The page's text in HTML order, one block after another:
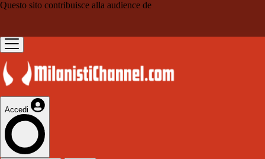
Questo sito contribuisce alla audience de
Accedi